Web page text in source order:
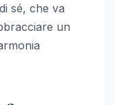
sé, che va
un